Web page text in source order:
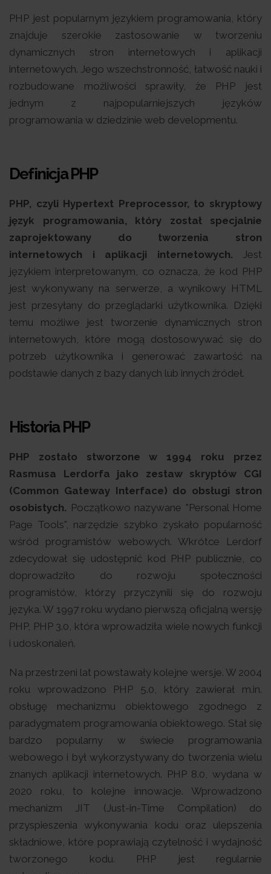
PHP jest popularnym językiem programowania, który
znajduje szerokie zastosowanie w tworzeniu
dynamicznych stron internetowych i aplikacji
internetowych. Jego wszechstronność, łatwość nauki i
rozbudowane możliwości sprawiły, że PHP jest
jednym z najpopularniejszych języków
programowania w dziedzinie web developmentu.
Definicja PHP
PHP, czyli Hypertext Preprocessor, to skryptowy
język programowania, który został specjalnie
zaprojektowany do tworzenia stron
internetowych i aplikacji internetowych. Jest
językiem interpretowanym, co oznacza, że kod PHP
jest wykonywany na serwerze, a wynikowy HTML
jest przesyłany do przeglądarki użytkownika. Dzięki
temu możliwe jest tworzenie dynamicznych stron
internetowych, które mogą dostosowywać się do
potrzeb użytkownika i generować zawartość na
podstawie danych z bazy danych lub innych źródeł.
Historia PHP
PHP zostało stworzone w 1994 roku przez
Rasmusa Lerdorfa jako zestaw skryptów CGI
(Common Gateway Interface) do obsługi stron
osobistych. Początkowo nazywane "Personal Home
Page Tools", narzędzie szybko zyskało popularność
wśród programistów webowych. Wkrótce Lerdorf
zdecydował się udostępnić kod PHP publicznie, co
doprowadziło do rozwoju społeczności
programistów, którzy przyczynili się do rozwoju
języka. W 1997 roku wydano pierwszą oficjalną wersję
PHP, PHP 3.0, która wprowadziła wiele nowych funkcji
i udoskonaleń.
Na przestrzeni lat powstawały kolejne wersje. W 2004
roku wprowadzono PHP 5.0, który zawierał m.in.
obsługę mechanizmu obiektowego zgodnego z
paradygmatem programowania obiektowego. Stał się
bardzo popularny w świecie programowania
webowego i był wykorzystywany do tworzenia wielu
znanych aplikacji internetowych. PHP 8.0, wydana w
2020 roku, to kolejne innowacje. Wprowadzono
mechanizm JIT (Just-in-Time Compilation) do
przyspieszenia wykonywania kodu oraz ulepszenia
składniowe, które poprawiają czytelność i wydajność
tworzonego kodu. PHP jest regularnie